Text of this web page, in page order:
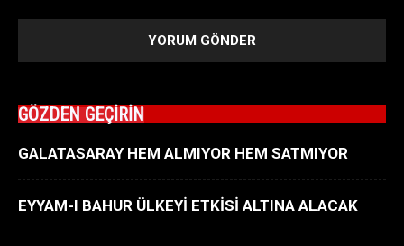
GÖZDEN GEÇİRİN
GALATASARAY HEM ALMIYOR HEM SATMIYOR
EYYAM-I BAHUR ÜLKEYİ ETKİSİ ALTINA ALACAK